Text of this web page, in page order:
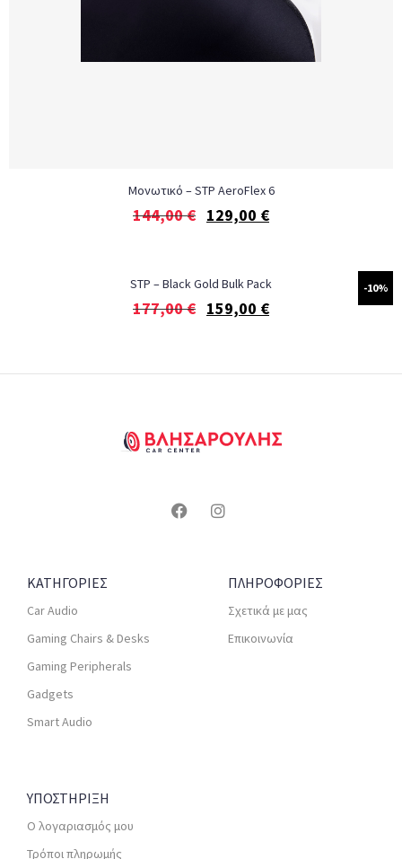
Μονωτικό – STP AeroFlex 6
144,00€ 129,00 €
-10%
STP – Black Gold Bulk Pack
177,00€ 159,00 €
ΚΑΤΗΓΟΡΙΕΣ
Car Audio
Gaming Chairs & Desks
Gaming Peripherals
Gadgets
Smart Audio
ΠΛΗΡΟΦΟΡΙΕΣ
Σχετικά με μας
Επικοινωνία
ΥΠΟΣΤΗΡΙΞΗ
Ο λογαριασμός μου
Τρόποι πληρωμής